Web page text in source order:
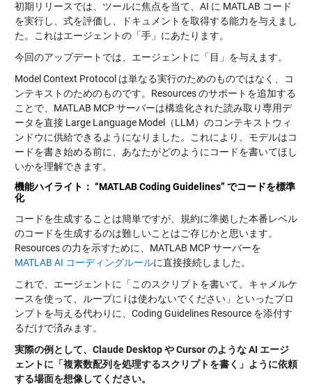
初期リリースでは、ツールに焦点を当て、AI に MATLAB コード
を実行し、式を評価し、ドキュメントを取得する能力を与えまし
た。これはエージェントの「手」にあたります。
今回のアップデートでは、エージェントに「目」を与えます。
Model Context Protocol は単なる実行のためのものではなく、コ
ンテキストのためのものです。Resources のサポートを追加する
ことで、MATLAB MCP サーバーは構造化された読み取り専用デ
ータを直接 Large Language Model（LLM）のコンテキストウィ
ンドウに供給できるようになりました。これにより、モデルはコ
ードを書き始める前に、あなたがどのようにコードを書いてほし
いかを理解できます。
機能ハイライト： “MATLAB Coding Guidelines” でコードを標準
化
コードを生成することは簡単ですが、規約に準拠した本番レベル
のコードを生成するのは難しいことはご存じかと思います。
Resources の力を示すために、MATLAB MCP サーバーを
MATLAB AI コーディングルールに直接接続しました。
これで、エージェントに「このスクリプトを書いて。キャメルケ
ースを使って、ループに i は使わないでください」といったプロ
ンプトを与える代わりに、Coding Guidelines Resource を添付す
るだけで済みます。
実際の例として、Claude Desktop や Cursor のような AI エージ
ェントに「複素数配列を処理するスクリプトを書く」ように依頼
する場面を想像してください。